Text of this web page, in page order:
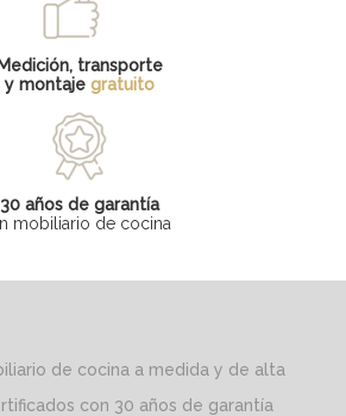
Medición, transporte
y montaje gratuito
30 años de garantía
mobiliario de cocina
de cocina a medida y de alta
con 30 años de garantía